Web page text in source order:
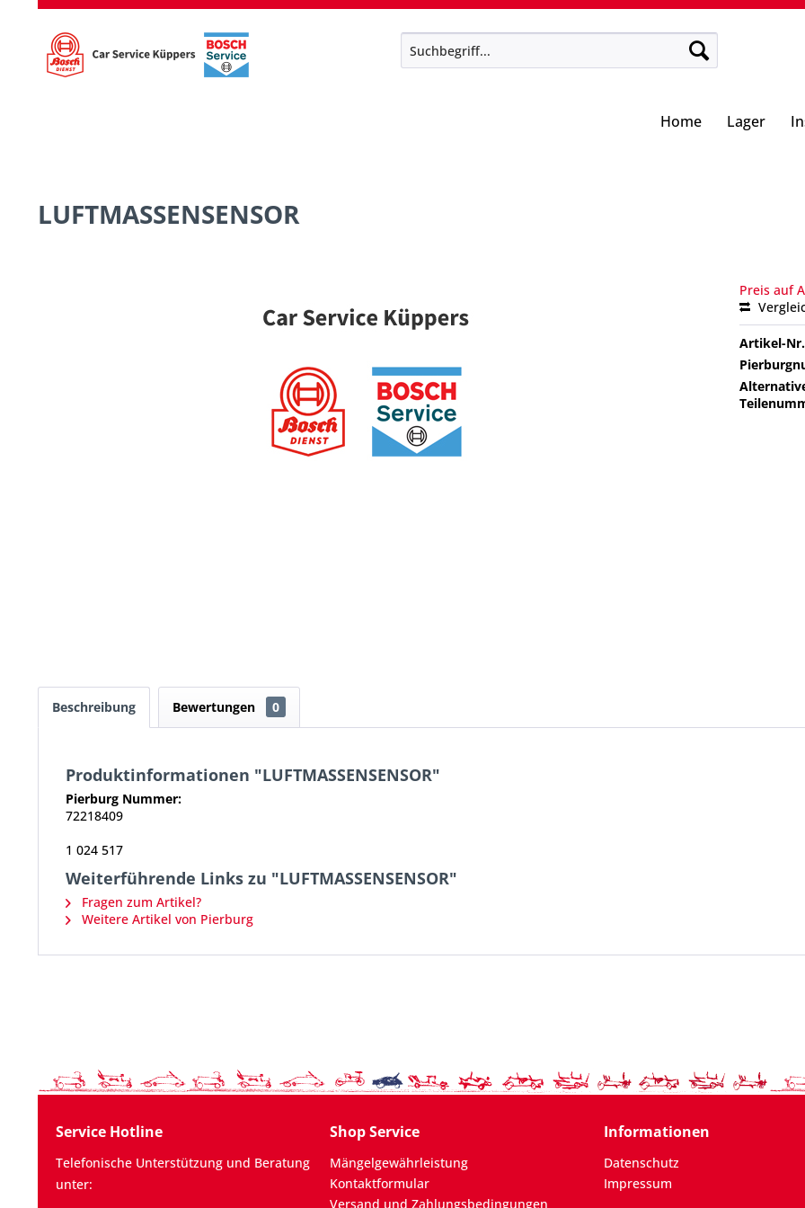
Home Lager
LUFTMASSENSENSOR
Preis auf
Artikel-
Beschreibung Bewertungen 0
Produktinformationen "LUFTMASSENSENSOR"
Pierburg Nummer:
72218409
1 024 517
Weiterführende Links zu "LUFTMASSENSENSOR"
Fragen zum Artikel?
Weitere Artikel von Pierburg
Service Hotline
Telefonische Unterstützung und Beratung
unter:
Shop Service
Mängelgewährleistung
Kontaktformular
Versand und Zahlungsbedingungen
Informationen
Datenschutz
Impressum